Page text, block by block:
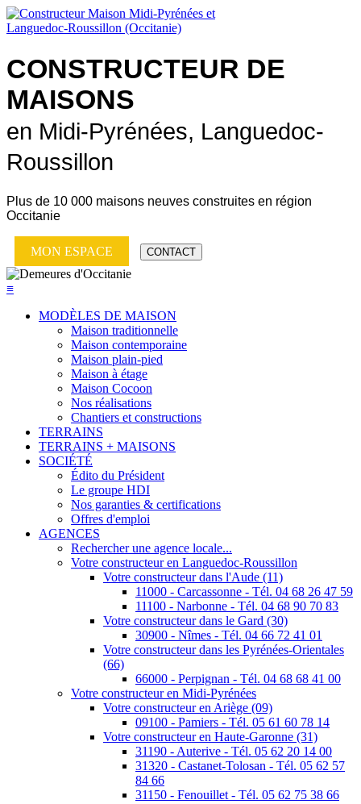
CONSTRUCTEUR DE
MAISONS
en Midi-Pyrénées, Languedoc-
Roussillon
Plus de 10 000 maisons neuves construites en région
Occitanie
MON ESPACE CONTACT
≡
MODÈLES DE MAISON
Maison traditionnelle
Maison contemporaine
Maison plain-pied
Maison à étage
Maison Cocoon
Nos réalisations
Chantiers et constructions
TERRAINS
TERRAINS + MAISONS
SOCIÉTÉ
Édito du Président
Le groupe HDI
Nos garanties & certifications
Offres d'emploi
AGENCES
Rechercher une agence locale...
Votre constructeur en Languedoc-Roussillon
Votre constructeur dans l'Aude (11)
11000 - Carcassonne - Tél. 04 68 26 47 59
11100 - Narbonne - Tél. 04 68 90 70 83
Votre constructeur dans le Gard (30)
30900 - Nîmes - Tél. 04 66 72 41 01
Votre constructeur dans les Pyrénées-Orientales
(66)
66000 - Perpignan - Tél. 04 68 68 41 00
Votre constructeur en Midi-Pyrénées
Votre constructeur en Ariège (09)
09100 - Pamiers - Tél. 05 61 60 78 14
Votre constructeur en Haute-Garonne (31)
31190 - Auterive - Tél. 05 62 20 14 00
31320 - Castanet-Tolosan - Tél. 05 62 57
84 66
31150 - Fenouillet - Tél. 05 62 75 38 66